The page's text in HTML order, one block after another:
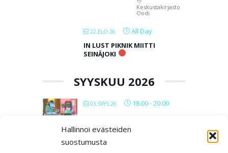
Hallinnoi evästeiden
suostumusta
Keskustakirjasto
Oodi
22.ELO.26
All Day
IN LUST PIKNIK MIITTI
SEINÄJOKI
SYYSKUU 2026
03.SYYS.26 18:00-20:00
12.SYYS.26